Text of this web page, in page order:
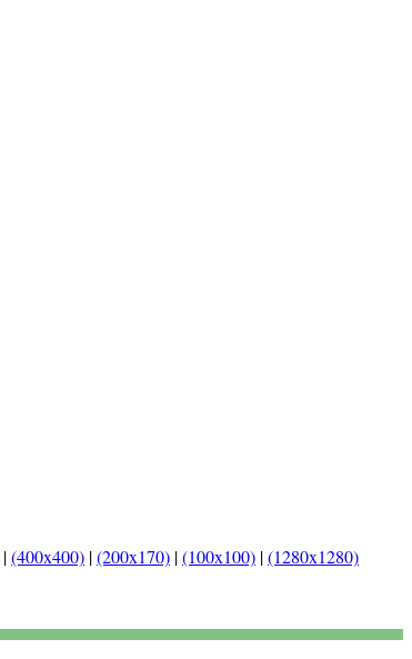
|(400x400) |(200x170) |(100x100) |(1280x1280)